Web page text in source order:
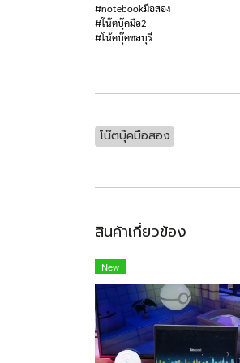
#notebookมือสอง
#โน๊ตบุ๊คมือ2
#โน้คบุ๊คชลบุรี
โน๊ตบุ๊คมือสอง
สินค้าเกี่ยวข้อง
New